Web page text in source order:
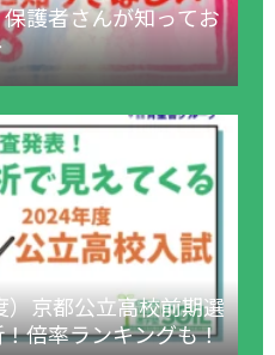
護者さんが知ってお
京都公立高校前期選
倍率ランキングも！